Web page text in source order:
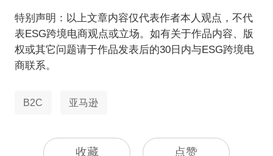
特别声明：以上文章内容仅代表作者本人观点，不代
表ESG跨境电商观点或立场。如有关于作品内容、版
权或其它问题请于作品发表后的30日内与ESG跨境电
商联系。
B2C 亚马逊
收藏 点赞